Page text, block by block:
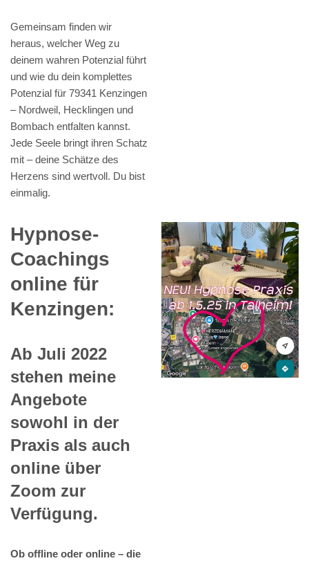
Gemeinsam finden wir
heraus, welcher Weg zu
deinem wahren Potenzial führt
und wie du dein komplettes
Potenzial für 79341 Kenzingen
– Nordweil, Hecklingen und
Bombach entfalten kannst.
Jede Seele bringt ihren Schatz
mit – deine Schätze des
Herzens sind wertvoll. Du bist
einmalig.
Hypnose-
Coachings
online für
Kenzingen:
Ab Juli 2022
stehen meine
Angebote
sowohl in der
Praxis als auch
online über
Zoom zur
Verfügung.
Ob offline oder online – die